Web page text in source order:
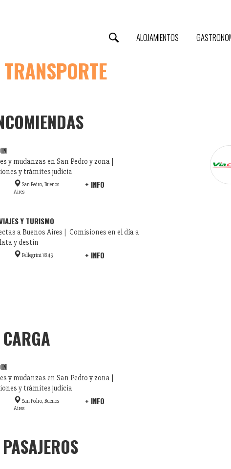
ALOJAMIENTOS
y mudanzas en San Pedro y zona |
y trámites judicia
San Pedro, Buenos
Aires
+ INFO
Y TURISMO
a Buenos Aires | Comisiones en el día a
y destin
Pellegrini 1845 + INFO
y mudanzas en San Pedro y zona |
y trámites judicia
San Pedro, Buenos
Aires
+ INFO